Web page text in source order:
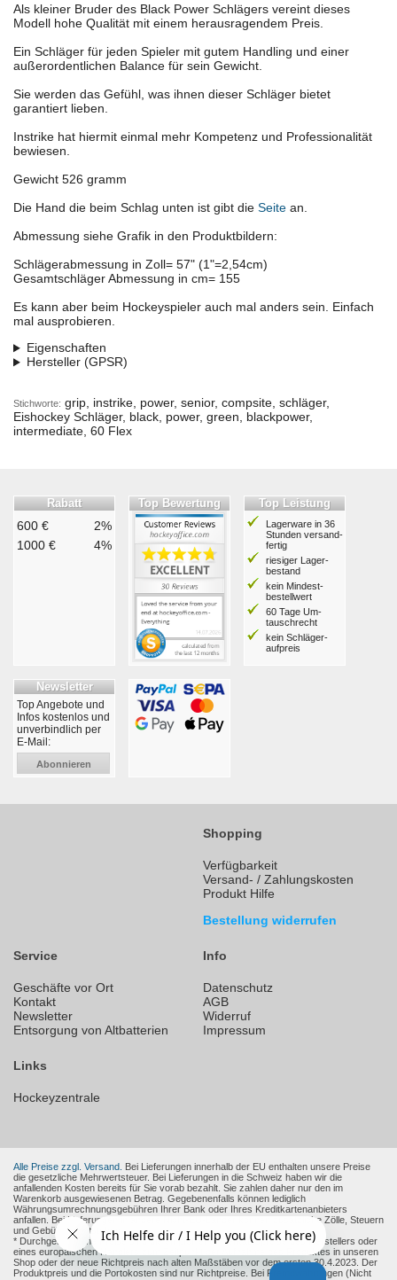
Als kleiner Bruder des Black Power Schlägers vereint dieses
Modell hohe Qualität mit einem herausragendem Preis.
Ein Schläger für jeden Spieler mit gutem Handling und einer
außerordentlichen Balance für sein Gewicht.
Sie werden das Gefühl, was ihnen dieser Schläger bietet
garantiert lieben.
Instrike hat hiermit einmal mehr Kompetenz und Professionalität
bewiesen.
Gewicht 526 gramm
Die Hand die beim Schlag unten ist gibt die Seite an.
Abmessung siehe Grafik in den Produktbildern:
Schlägerabmessung in Zoll= 57" (1"=2,54cm)
Gesamtschläger Abmessung in cm= 155
Es kann aber beim Hockeyspieler auch mal anders sein. Einfach
mal ausprobieren.
Eigenschaften
Hersteller (GPSR)
Stichworte: grip, instrike, power, senior, compsite, schläger,
Eishockey Schläger, black, power, green, blackpower,
intermediate, 60 Flex
Rabatt
600 €
2%
1000 €
4%
Top Bewertung Top Leistung
Lagerware in 36
Stunden ver­sand­
fertig
riesiger Lager­
bestand
kein Mindest­
bestell­wert
60 Tage Um­
tausch­recht
kein Schläger­
aufpreis
Newsletter
Top Angebote und
Infos kostenlos und
unverbindlich per
E-Mail:
Abonnieren
Shopping
Verfügbarkeit
Versand- / Zahlungskosten
Produkt Hilfe
Bestellung widerrufen
Service
Geschäfte vor Ort
Kontakt
Newsletter
Entsorgung von Altbatterien
Info
Datenschutz
AGB
Widerruf
Impressum
Links
Hockeyzentrale
Alle Preise zzgl. Versand. Bei Lieferungen innerhalb der EU enthalten unsere Preise
die gesetzliche Mehrwertsteuer. Bei Lieferungen in die Schweiz haben wir die
anfallenden Kosten bereits für Sie vorab bezahlt. Sie zahlen daher nur den im
Warenkorb ausgewiesenen Betrag. Gegebenenfalls können lediglich
Währungsumrechnungsgebühren Ihrer Bank oder Ihres Kreditkartenanbieters
anfallen. Bei Lieferungen in andere Nicht-EU-Länder können zusätzliche Zölle, Steuern
und Gebühren entstehen.
* Durchgestrichene Preise sind die empfohlenen Verkaufspreise des Herstellers oder
eines europäischen Händlers zum Zeitpunkt der Aufnahme des Produktes in unseren
Shop oder der neue Richtpreis nach alten Maßstäben vor dem ersten 30.4.2023. Der
Produktpreis und die Portokosten sind nur Richtpreise. Bei Fremdwährungen (Nicht